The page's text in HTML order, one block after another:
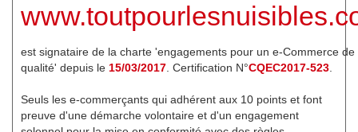
est signataire de la charte 'engagements pour un e-Commerce de
qualité' depuis le 15/03/2017 . Certification N°CQEC2017-523
Seuls les e-commerçants qui adhérent aux 10 points et font
preuve d'une démarche volontaire et d'un engagement